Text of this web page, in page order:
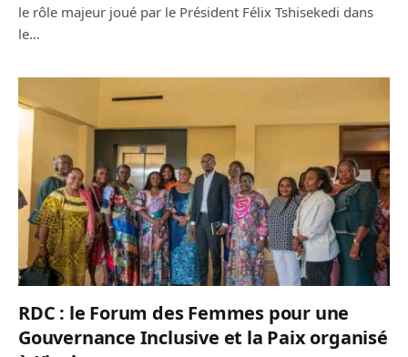
le rôle majeur joué par le Président Félix Tshisekedi dans
le…
RDC : le Forum des Femmes pour une
Gouvernance Inclusive et la Paix organisé